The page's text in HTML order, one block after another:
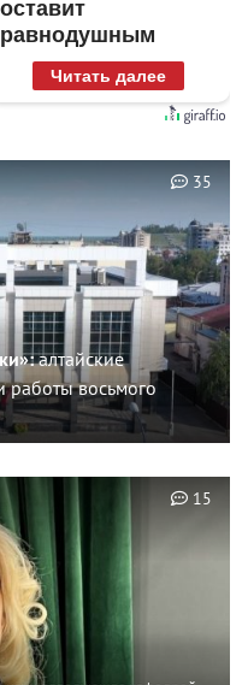
оставит
равнодушным
Читать далее
алтайские
работы восьмого
35
15